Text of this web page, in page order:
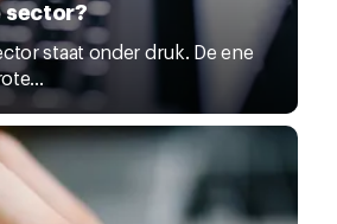
sector?
staat onder druk. De ene